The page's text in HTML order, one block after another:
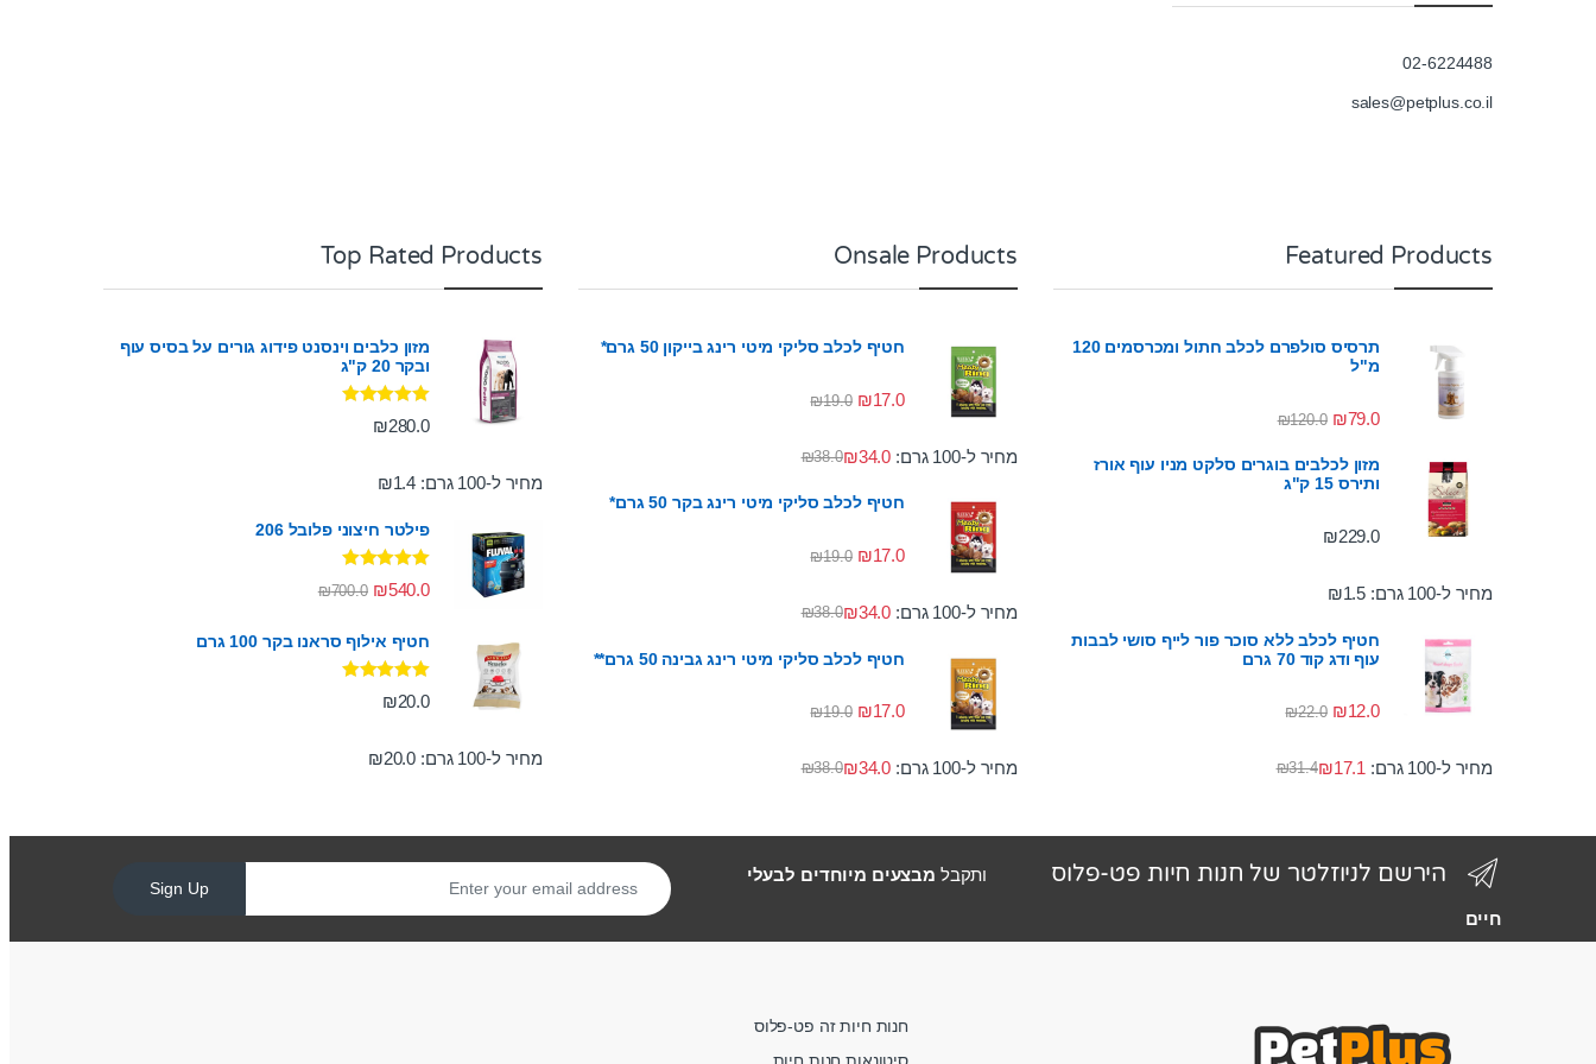
02-6224488
sales@petplus.co.il
Featured Products
תרסיס סולפרם לכלב חתול ומכרסמים 120
מ"ל
₪79.0
₪120.0
מזון לכלבים בוגרים סלקט מניו עוף אורז
ותירס 15 ק"ג
₪229.0
מחיר ל-100 גרם: ₪1.5
חטיף לכלב ללא סוכר פור לייף סושי לבבות
עוף ודג קוד 70 גרם
₪12.0
₪22.0
מחיר ל-100 גרם: ₪31.4₪17.1
Onsale Products
חטיף לכלב סליקי מיטי רינג בייקון 50 גרם*
₪17.0
₪19.0
מחיר ל-100 גרם: ₪38.0₪34.0
חטיף לכלב סליקי מיטי רינג בקר 50 גרם*
₪17.0
₪19.0
מחיר ל-100 גרם: ₪38.0₪34.0
חטיף לכלב סליקי מיטי רינג גבינה 50 גרם**
₪17.0
₪19.0
מחיר ל-100 גרם: ₪38.0₪34.0
Top Rated Products
מזון כלבים וינסנט פידוג גורים על בסיס עוף
ובקר 20 ק"ג
דורג5.00
מתוך 5 ₪280.0
מחיר ל-100 גרם: ₪1.4
פילטר חיצוני פלובל 206
דורג 5.00
מתוך 5 ₪540.0
₪700.0
חטיף אילוף סראנו בקר 100 גרם
דורג5.00
מתוך 5₪20.0
מחיר ל-100 גרם: ₪20.0
הירשם לניוזלטר של חנות חיות פט-פלוס ותקבל מבצעים מיוחדים לבעלי
חיים
Sign Up
חנות חיות זה פט-פלוס
סיטונאות חנות חיות